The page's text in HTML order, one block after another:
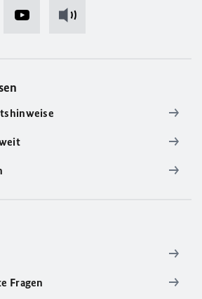
Fragen